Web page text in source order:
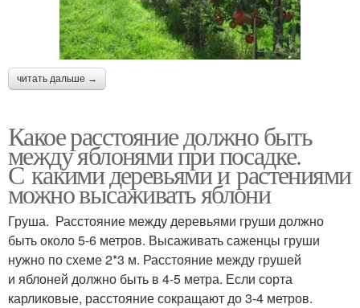
читать дальше →
Какое расстояние должно быть
между яблонями при посадке.
С какими деревьями и растениями
можно высаживать яблони
Груша. Расстояние между деревьями груши должно
быть около 5-6 метров. Высаживать саженцы груши
нужно по схеме 2*3 м. Расстояние между грушей
и яблоней должно быть в 4-5 метра. Если сорта
карликовые, расстояние сокращают до 3-4 метров.